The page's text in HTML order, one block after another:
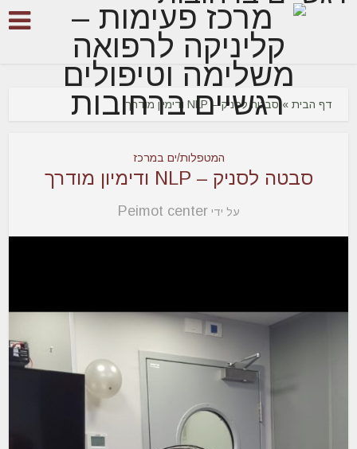
דף הבית »סבטה לסניק – NLP ודימיון מודרך
המטפלות/ים במרכז
סבטה לסניק – NLP ודימיון מודרך
על ידיPeimot center